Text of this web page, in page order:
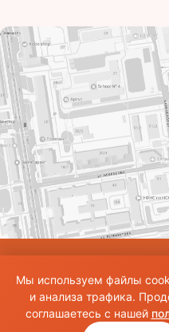
ссылки на источник. Все права на
авторам.Общие правила и публичная
Мы используем файлы
и анализа трафика.
соглашаетесь с нашей